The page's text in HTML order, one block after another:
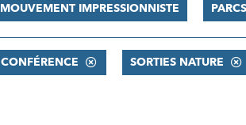
IMPRESSIONNISTE PARCS
CONFÉRENCE SORTIES NATURE